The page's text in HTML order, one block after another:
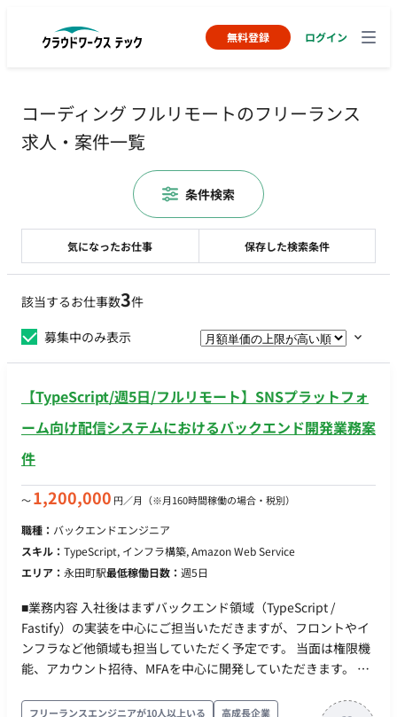
無料登録 ログイン
コーディング フルリモートのフリーランス
求人・案件一覧
該当するお仕事数3件
募集中のみ表示
【TypeScript/週5日/フルリモート】SNSプラットフォ
ーム向け配信システムにおけるバックエンド開発業務案
件
〜1,200,000 円／月 （※月160時間稼働の場合・税別）
職種： バックエンドエンジニア
スキル： TypeScript, インフラ構築, Amazon Web Service
エリア： 永田町駅最低稼働日数： 週5日
■業務内容 入社後はまずバックエンド領域（TypeScript /
Fastify）の実装を中心にご担当いただきますが、フロントやイ
ンフラなど他領域も担当していただく予定です。 当面は権限機
能、アカウント招待、MFAを中心に開発していただきます。 そ
す。 ■実装範囲 ・バックエンド（主担当領域） ・SNS向けメッ
フリーランスエンジニアが10人以上いる
高成長企業
気になったお仕事 保存した検索条件
条件検索